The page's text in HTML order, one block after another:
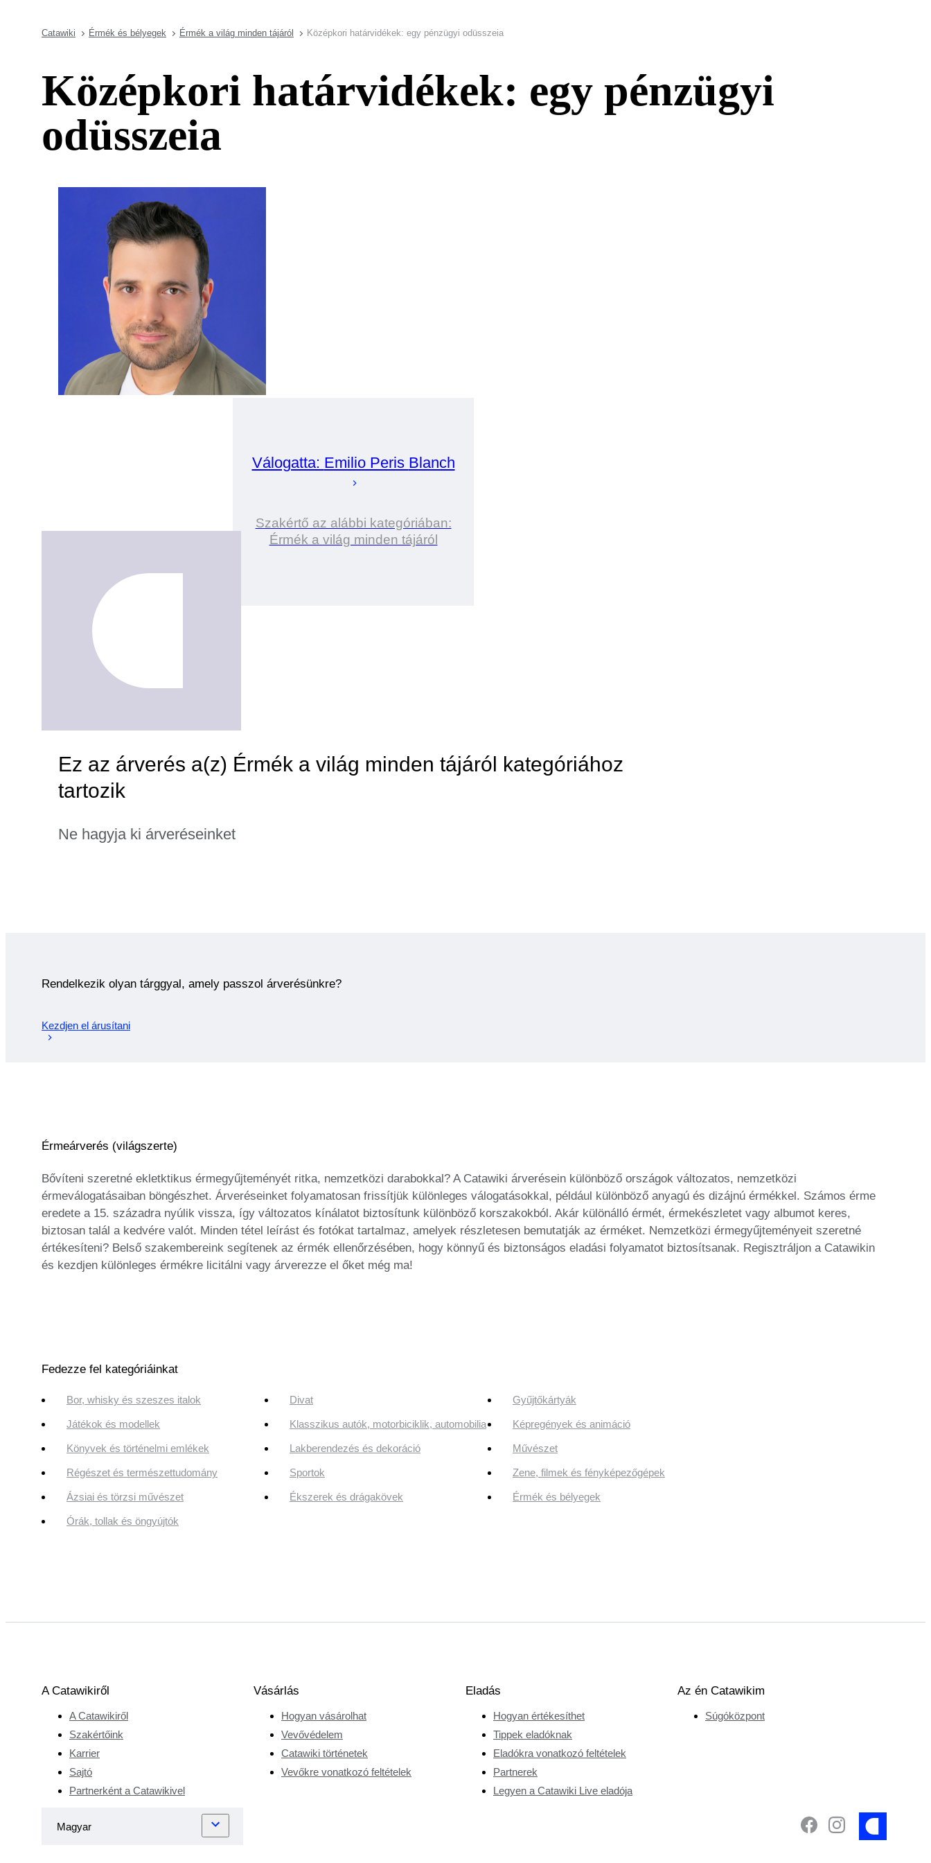
Catawiki Érmék és bélyegek Érmék a világ minden tájáról Középkori határvidékek: egy pénzügyi odüsszeia
Középkori határvidékek: egy pénzügyi
odüsszeia
Válogatta: Emilio Peris Blanch
Szakértő az alábbi kategóriában:
Érmék a világ minden tájáról
Ez az árverés a(z) Érmék a világ minden tájáról kategóriához
tartozik
Ne hagyja ki árveréseinket
Rendelkezik olyan tárggyal, amely passzol árverésünkre?
Kezdjen el árusítani
Érmeárverés (világszerte)
Bővíteni szeretné ekletktikus érmegyűjteményét ritka, nemzetközi darabokkal? A Catawiki árverésein különböző országok változatos, nemzetközi
érmeválogatásaiban böngészhet. Árveréseinket folyamatosan frissítjük különleges válogatásokkal, például különböző anyagú és dizájnú érmékkel. Számos érme
eredete a 15. századra nyúlik vissza, így változatos kínálatot biztosítunk különböző korszakokból. Akár különálló érmét, érmekészletet vagy albumot keres,
biztosan talál a kedvére valót. Minden tétel leírást és fotókat tartalmaz, amelyek részletesen bemutatják az érméket. Nemzetközi érmegyűjteményeit szeretné
értékesíteni? Belső szakembereink segítenek az érmék ellenőrzésében, hogy könnyű és biztonságos eladási folyamatot biztosítsanak. Regisztráljon a Catawikin
és kezdjen különleges érmékre licitálni vagy árverezze el őket még ma!
Fedezze fel kategóriáinkat
Bor, whisky és szeszes italok Divat Gyűjtőkártyák
Játékok és modellek Klasszikus autók, motorbiciklik, automobilia Képregények és animáció
Könyvek és történelmi emlékek Lakberendezés és dekoráció Művészet
Régészet és természettudomány Sportok Zene, filmek és fényképezőgépek
Ázsiai és törzsi művészet Ékszerek és drágakövek Érmék és bélyegek
Órák, tollak és öngyújtók
A Catawikiről
A Catawikiről
Szakértőink
Karrier
Sajtó
Partnerként a Catawikivel
Vásárlás
Hogyan vásárolhat
Vevővédelem
Catawiki történetek
Vevőkre vonatkozó feltételek
Eladás
Hogyan értékesíthet
Tippek eladóknak
Eladókra vonatkozó feltételek
Partnerek
Legyen a Catawiki Live eladója
Az én Catawikim
Súgóközpont